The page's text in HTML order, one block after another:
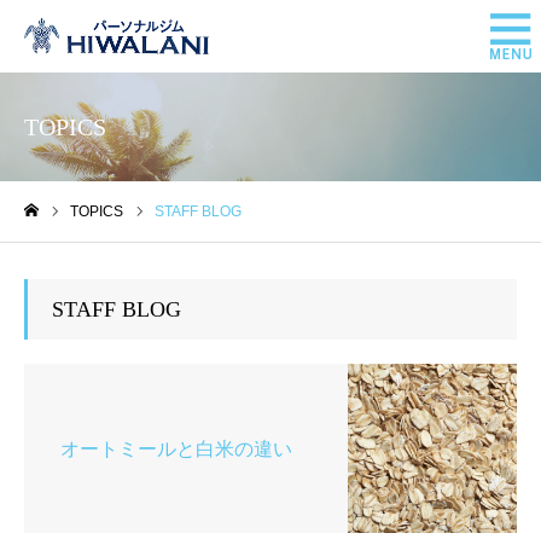
TOPICS
TOPICS STAFF BLOG
STAFF BLOG
オートミールと白米の違い